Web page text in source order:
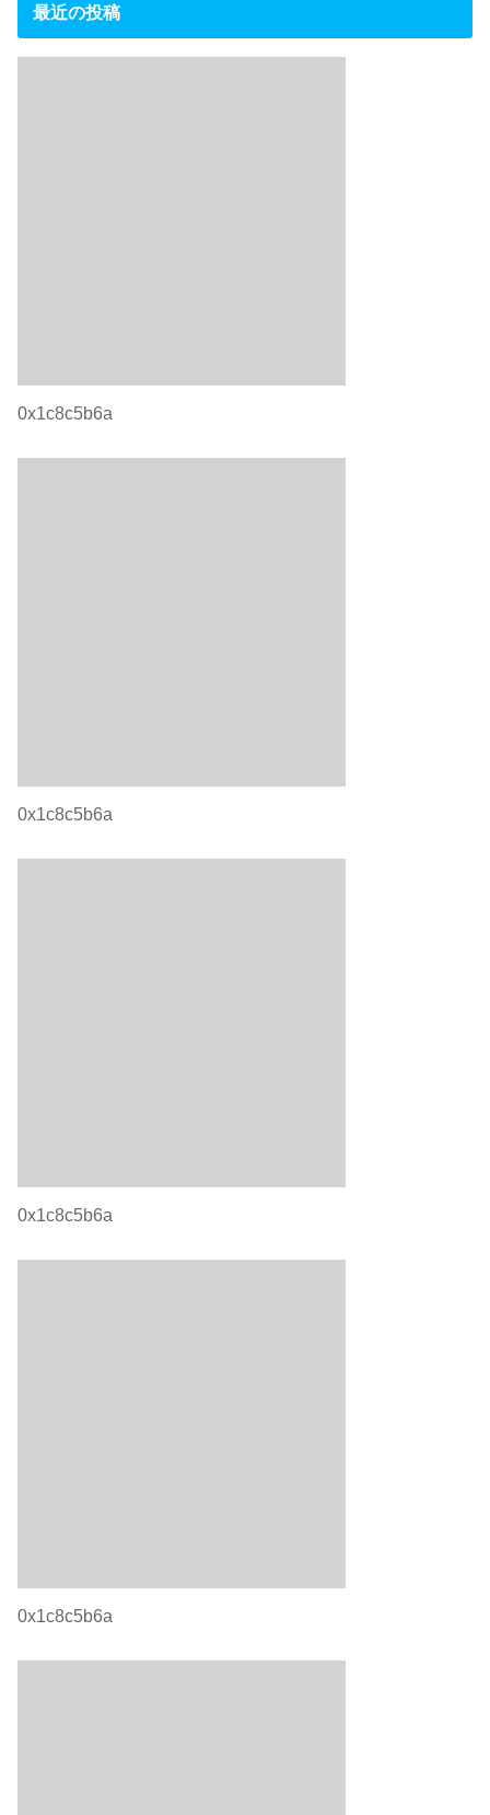
最近の投稿
0x1c8c5b6a
0x1c8c5b6a
0x1c8c5b6a
0x1c8c5b6a